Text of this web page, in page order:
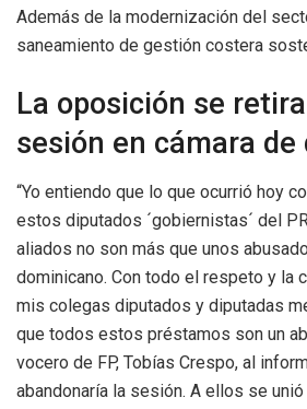
Además de la modernización del
saneamiento de gestión costera
La oposición se
sesión en cámara de
“Yo entiendo que lo que ocurrió hoy
estos diputados ´gobiernistas´ del
aliados no son más que unos
dominicano. Con todo el respeto y la
mis colegas diputados y diputadas
que todos estos préstamos son un
vocero de FP, Tobías Crespo, al
abandonaría la sesión. A ellos se